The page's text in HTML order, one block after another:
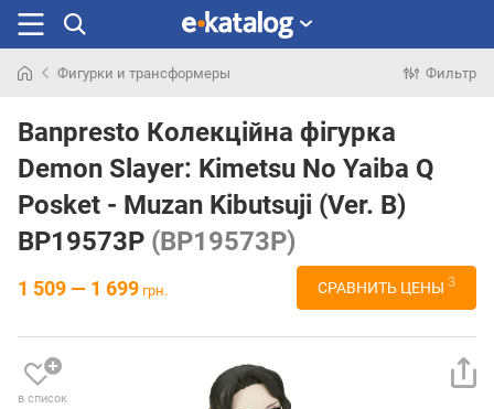
раньше
Фигурки и трансформеры Фильтр
Banpresto Колекційна фігурка
Demon Slayer: Kimetsu No Yaiba Q
Posket - Muzan Kibutsuji (Ver. B)
BP19573P (BP19573P)
1 509 — 1 699 грн. СРАВНИТЬ ЦЕНЫ 3
в список